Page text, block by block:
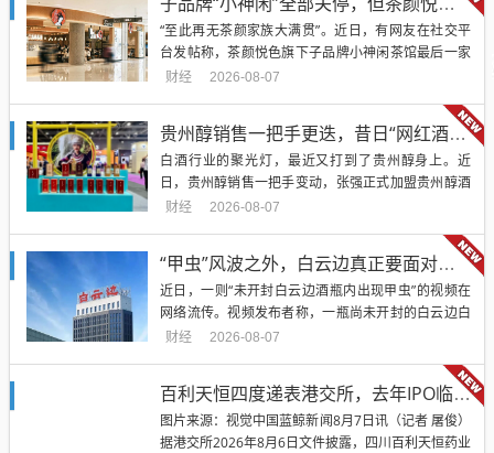
报价二十多万一条接广告。造富神话随之再度兴起。
日前就有高位热...
子品牌“小神闲”全部关停，但茶颜悦色的扩张还在提速
“至此再无茶颜家族大满贯”。近日，有网友在社交平
台发帖称，茶颜悦色旗下子品牌小神闲茶馆最后一家
门店已于7月31日关闭。消息传出后，不少湖南本地
游时去喝几杯，结果还没来得及就关了。”红餐网就此
事向茶颜悦色官方客服求证，对方确认了小神闲茶馆
闭店的消息。值得...
财经 2026-08-07
贵州醇销售一把手更迭，昔日“网红酒企”的气质变了
白酒行业的聚光灯，最近又打到了贵州醇身上。近
日，贵州醇销售一把手变动，张强正式加盟贵州醇酒
业，担任副总经理兼销售公司总经理，全面执掌销售
有销售大将上任，贵州醇的气质似乎正在发生微妙的
变化。那个曾经高调喊话、频频热搜的“网红酒企”，
正慢慢把重心挪回渠道、市...
财经 2026-08-07
“甲虫”风波之外，白云边真正要面对的是什么？
近日，一则“未开封白云边酒瓶内出现甲虫”的视频在
网络流传。视频发布者称，一瓶尚未开封的白云边白
酒中出现异物，相关内容引发广泛讨论。这条信息被
向低调的区域酒企白云边，罕见地站到了舆论聚光灯
下。风波之外，围绕白云边的几个关键话题也再次进
入公众视野：深耕湖北...
财经 2026-08-07
百利天恒四度递表港交所，去年IPO临门一脚“刹车”后再闯关
图片来源：视觉中国蓝鲸新闻8月7日讯（记者 屠俊）
据港交所2026年8月6日文件披露，四川百利天恒药业